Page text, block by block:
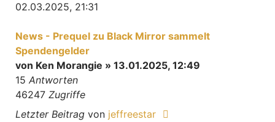
02.03.2025, 21:31
News - Prequel zu Black Mirror sammelt
Spendengelder
von Ken Morangie » 13.01.2025, 12:49
15 Antworten
46247 Zugriffe
Letzter Beitrag von jeffreestar